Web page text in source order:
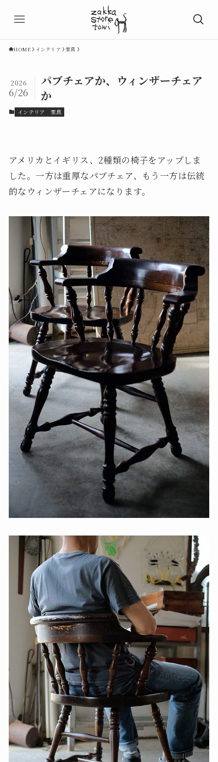
HOME インテリア 家具
パブチェアか、ウィンザーチェア
か
2026
6/26
インテリア 家具
アメリカとイギリス、2種類の椅子をアップしま
した。一方は重厚なパブチェア、もう一方は伝統
的なウィンザーチェアになります。